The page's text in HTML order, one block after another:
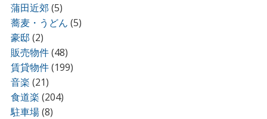
蒲田近郊 (5)
蕎麦・うどん (5)
豪邸 (2)
販売物件(48)
賃貸物件(199)
音楽 (21)
食道楽 (204)
駐車場(8)